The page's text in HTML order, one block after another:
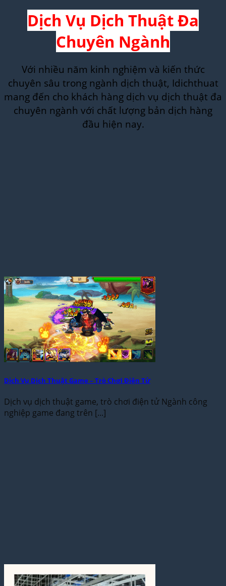
Dịch Vụ Dịch Thuật Đa
Chuyên Ngành
Với nhiều năm kinh nghiệm và kiến thức
chuyên sâu trong ngành dịch thuật, Idichthuat
mang đến cho khách hàng dịch vụ dịch thuật đa
chuyên ngành với chất lượng bản dịch hàng
đầu hiện nay.
Dịch Vụ Dịch Thuật Game – Trò Chơi Điện Tử
Dịch vụ dịch thuật game, trò chơi điện tử Ngành công
nghiệp game đang trên [...]